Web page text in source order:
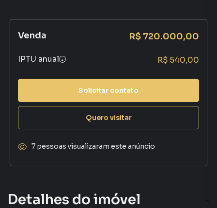
Detalhes do imóvel
Venda R$ 720.000,00
IPTU anual R$ 540,00
Solicitar contato
Quero visitar
7 pessoas visualizaram este anúncio